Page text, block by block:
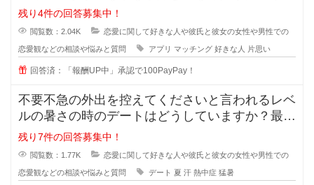
ません。 好きになる人って
残り4件の回答募集中！
閲覧数：2.04K 恋愛に関して好きな人や彼氏と彼女の女性や男性での
恋愛観などの相談や悩みと質問 アプリ マッチング 好きな人 片思い
回答済：「報酬UP中」承認で100PayPay！
不要不急の外出を控えてくださいと言われるレベ
ルの暑さの時のデートはどうしていますか？最近
の夏はとっても暑くて、一歩外に出
残り7件の回答募集中！
閲覧数：1.77K 恋愛に関して好きな人や彼氏と彼女の女性や男性での
恋愛観などの相談や悩みと質問 デート 夏 汗 熱中症 猛暑